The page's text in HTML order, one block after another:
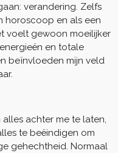
verandering. Zelfs
horoscoop en als een
voelt gewoon moeilijker
en totale
beïnvloeden mijn veld
achter me te laten,
te beëindigen om
gehechtheid. Normaal